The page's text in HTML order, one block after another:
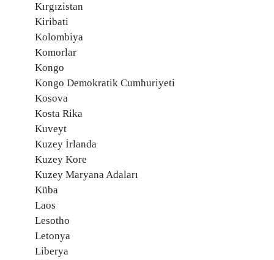
Kırgızistan
Kiribati
Kolombiya
Komorlar
Kongo
Kongo Demokratik Cumhuriyeti
Kosova
Kosta Rika
Kuveyt
Kuzey İrlanda
Kuzey Kore
Kuzey Maryana Adaları
Küba
Laos
Lesotho
Letonya
Liberya